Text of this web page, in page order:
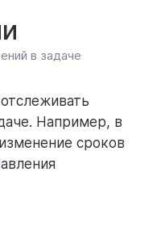
в задаче
Например, в
сроков